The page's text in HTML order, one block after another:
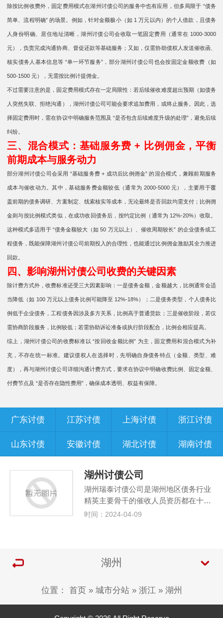
除按比例收费外，固定费用模式在湖州讨债公司的服务中也有应用，但多局限于 “债务
简单、流程明确” 的场景。例如，针对金额极小（如 1 万元以内）的个人借款，且债务
人身份明确、居住地址清晰，湖州讨债公司会收取一笔固定费用（通常在 1000-3000
元），负责完成沟通协商、督促还款等基础服务；又如，仅需协助债权人发送催收函、
核实债务人基本信息等 “单一环节服务”，部分湖州讨债公司也会按固定金额收费（如
500-1500 元），无需按比例计提佣金。
不过需要注意的是，固定费用模式存在一定局限性：若后续催收难度超出预期（如债务
人突然失联、拒绝沟通），湖州讨债公司可能会要求追加费用，或终止服务。因此，选
择固定费用时，需在协议中明确服务范围及 “是否包含后续难度升级的处理”，避免后续
纠纷。
三、混合模式：基础服务费 + 比例佣金，平衡
前期成本与服务动力
部分湖州讨债公司会采用 “基础服务费 + 成功后比例佣金” 的混合模式，兼顾前期服务
成本与催收动力。其中，基础服务费金额较低（通常为 2000-5000 元），主要用于覆
盖前期的债务调研、方案制定、线索核实等成本，无论最终是否回款均需支付；比例佣
金则与按比例模式类似，在成功收回债务后，按约定比例（通常为 12%-20%）收取。
这种模式多适用于 “债务金额较大（如 50 万元以上）、催收周期较长” 的企业债务或工
程债务，既能保障湖州讨债公司前期投入的合理性，也能通过比例佣金激励其全力推进
回款。
四、影响湖州讨债公司收费的关键因素
除计费方式外，收费标准还受三大因素影响：一是债务金额，金额越大，比例通常会适
当降低（如 100 万元以上债务比例可能降至 12%-18%）；二是债务类型，个人债务比
例低于企业债务，工程债务因涉及多方关系，比例高于普通货款；三是催收阶段，若仅
需协商阶段服务，比例较低；若需协助诉讼准备或执行阶段配合，比例会相应提高。
综上，湖州讨债公司的收费标准以 “按回收金额比例” 为主，固定费用和混合模式为补
充，不存在统一标准。建议债权人在选择时，先明确自身债务特点（金额、类型、难
度），再与湖州讨债公司详细沟通计费方式，要求在协议中明确收费比例、固定金额、
付费节点及 “是否存在隐性费用”，确保成本透明、权益有保障。
广东讨债 江苏讨债 上海讨债 浙江讨债
山东讨债 安徽讨债 湖北讨债 湖南讨债
湖州讨债公司
湖州瑞泰讨债公司是湖州地区债务行业
精英主要骨干的催收人员资历都在十…
时间：2024-04-09
湖州
位置： 首页» 城市分站» 浙江» 湖州